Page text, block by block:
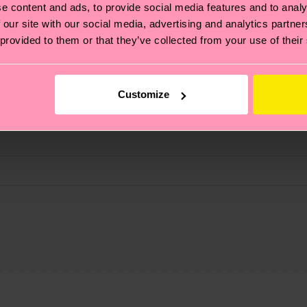
content and ads, to provide social media features and to
site with our social media, advertising and analytics
to them or that they’ve collected from your use of
Customize
qui aiment rire.
et aux certifications : il s'agit aussi de mettre en